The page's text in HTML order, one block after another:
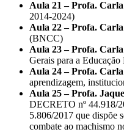
Aula 21 – Profa. Carla
2014-2024)
Aula 22 – Profa. Carla
(BNCC)
Aula 23 – Profa. Carla
Gerais para a Educação
Aula 24 – Profa. Carla
aprendizagem,
Aula 25 – Profa.
DECRETO nº 44.918/
5.806/2017 que dispõe
combate ao machismo